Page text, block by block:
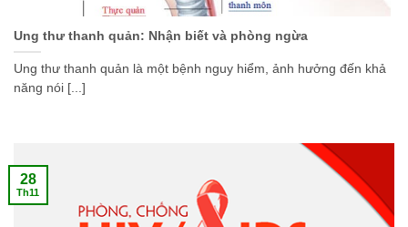
Ung thư thanh quản: Nhận biết và phòng ngừa
Ung thư thanh quản là một bệnh nguy hiểm, ảnh hưởng đến khả
năng nói [...]
28
Th11